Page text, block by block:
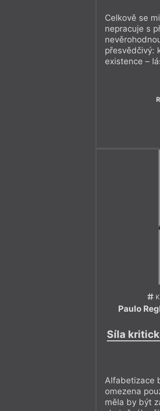
Celkově se
nepracuje s
přesvědčivý:
existence –
Paulo
Síla
Alfabetizace
omezena
měla by být